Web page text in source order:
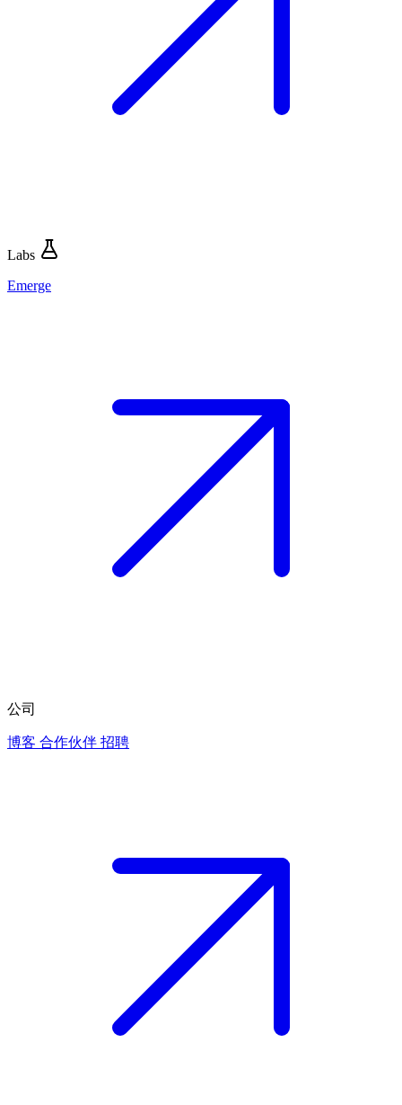
Labs
Emerge
公司
博客 合作伙伴 招聘